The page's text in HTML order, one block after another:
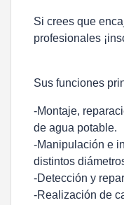
Si crees que
profesionales
Sus funciones
-Montaje,
de agua potable.
-Manipulación e
distintos
-Detección y
-Realización de